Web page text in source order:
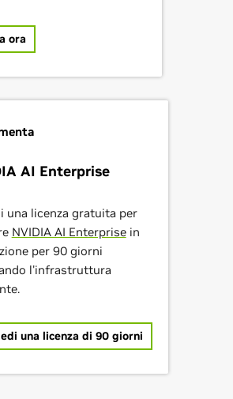
ora
AI Enterprise
una licenza gratuita per
NVIDIA AI Enterprisein
per 90 giorni
l'infrastruttura
una licenza di 90 giorni